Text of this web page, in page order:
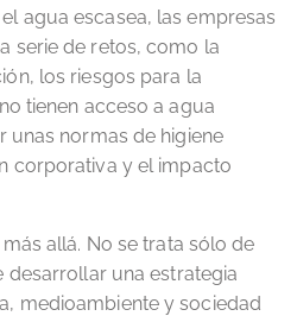
agua escasea, las empresas
serie de retos, como la
los riesgos para la
tienen acceso a agua
unas normas de higiene
corporativa y el impacto
allá. No se trata sólo de
desarrollar una estrategia
medioambiente y sociedad